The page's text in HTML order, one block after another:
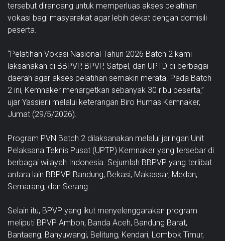
tersebut dirancang untuk memperluas akses pelatihan
vokasi bagi masyarakat agar lebih dekat dengan domisili
peserta.
“Pelatihan Vokasi Nasional Tahun 2026 Batch 2 kami
laksanakan di BBPVP, BPVP, Satpel, dan UPTD di berbagai
daerah agar akses pelatihan semakin merata. Pada Batch
2 ini, Kemnaker menargetkan sebanyak 30 ribu peserta,”
ujar Yassierli melalui keterangan Biro Humas Kemnaker,
Jumat (29/5/2026).
Program PVN Batch 2 dilaksanakan melalui jaringan Unit
Pelaksana Teknis Pusat (UPTP) Kemnaker yang tersebar di
berbagai wilayah Indonesia. Sejumlah BBPVP yang terlibat
antara lain BBPVP Bandung, Bekasi, Makassar, Medan,
Semarang, dan Serang.
Selain itu, BPVP yang ikut menyelenggarakan program
meliputi BPVP Ambon, Banda Aceh, Bandung Barat,
Bantaeng, Banyuwangi, Belitung, Kendari, Lombok Timur,